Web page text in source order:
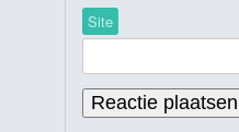
Site